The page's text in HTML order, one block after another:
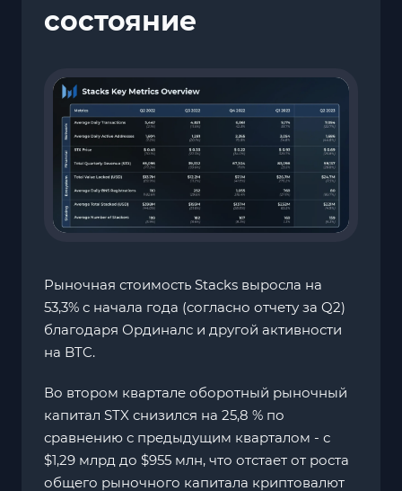
состояние
Рыночная стоимость Stacks выросла на
53,3% с начала года (согласно отчету за Q2)
благодаря Ординалс и другой активности
на BTC.
Во втором квартале оборотный рыночный
капитал STX снизился на 25,8 % по
сравнению с предыдущим кварталом - с
$1,29 млрд до $955 млн, что отстает от роста
общего рыночного капитала криптовалют